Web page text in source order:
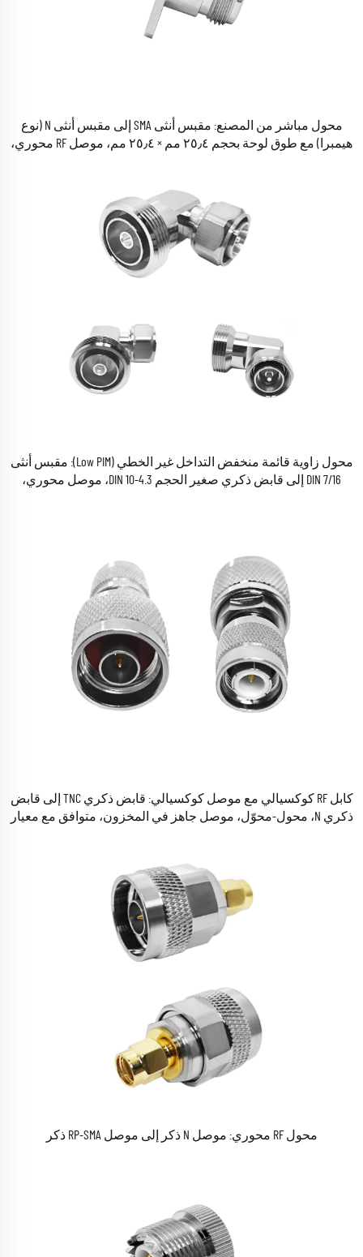
محول مباشر من المصنع: مقبس أنثى SMA إلى مقبس أنثى N (نوع
هيمبرا) مع طوق لوحة بحجم ٢٥٫٤ مم × ٢٥٫٤ مم، موصل RF محوري،
محول زاوية قائمة منخفض التداخل غير الخطي (Low PIM): مقبس أنثى
7/16 DIN إلى قابض ذكري صغير الحجم 4.3-10 DIN، موصل محوري،
كابل RF كوكسيالي مع موصل كوكسيالي: قابض ذكري TNC إلى قابض
ذكري N، محول-محوّل، موصل جاهز في المخزون، متوافق مع معيار
محول RF محوري: موصل N ذكر إلى موصل RP-SMA ذكر